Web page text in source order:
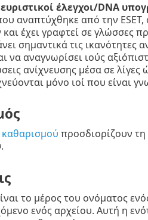
έλεγχοι/DNA
αναπτύχθηκε από την
έχει γραφτεί σε γλώσσες
σημαντικά τις
να αναγνωρίσει ιούς
ανίχνευσης μέσα σε
μόνο ιοί που
καθαρισμού προσδιορίζουν
το μέρος του ονόματος
ενός αρχείου. Αυτή η